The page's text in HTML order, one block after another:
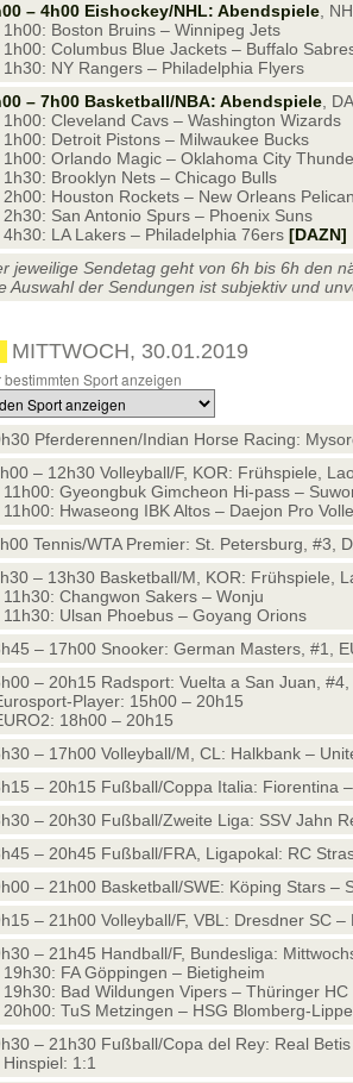
– 4h00 Eishockey/NHL: Abendspiele ,
Boston Bruins – Winnipeg Jets
Columbus Blue Jackets – Buffalo
NY Rangers – Philadelphia Flyers
– 7h00 Basketball/NBA: Abendspiele ,
Cleveland Cavs – Washington Wizards
Detroit Pistons – Milwaukee Bucks
Orlando Magic – Oklahoma City
Brooklyn Nets – Chicago Bulls
Houston Rockets – New Orleans
San Antonio Spurs – Phoenix Suns
LA Lakers – Philadelphia 76ers[DAZN]
jeweilige Sendetag geht von 6h bis 6h den
Auswahl der Sendungen ist subjektiv und
MITTWOCH, 30.01.2019
bestimmten Sport anzeigen
Pferderennen/Indian Horse Racing:
– 12h30 Volleyball/F, KOR: Frühspiele,
Gyeongbuk Gimcheon Hi-pass –
Hwaseong IBK Altos – Daejon Pro
Tennis/WTA Premier: St. Petersburg, #3,
– 13h30 Basketball/M, KOR: Frühspiele,
Changwon Sakers – Wonju
Ulsan Phoebus – Goyang Orions
– 17h00 Snooker: German Masters, #1,
– 20h15 Radsport: Vuelta a San Juan,
Player: 15h00 – 20h15
18h00 – 20h15
– 17h00 Volleyball/M, CL: Halkbank –
– 20h15 Fußball/Coppa Italia: Fiorentina
– 20h30 Fußball/Zweite Liga: SSV Jahn
– 20h45 Fußball/FRA, Ligapokal: RC
– 21h00 Basketball/SWE: Köping Stars –
– 21h00 Volleyball/F, VBL: Dresdner SC
– 21h45 Handball/F, Bundesliga:
FA Göppingen – Bietigheim
Bad Wildungen Vipers – Thüringer HC
TuS Metzingen – HSG Blomberg-Lippe
– 21h30 Fußball/Copa del Rey: Real
1:1